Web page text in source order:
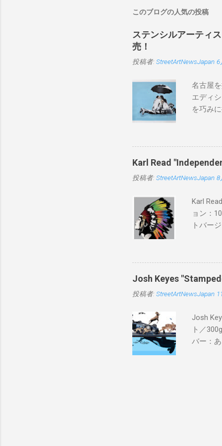
このブログの人気の投稿
ステンシルアーティ
売！
投稿者: StreetArtNewsJapan 6
名古屋
エディ
を巧み
BLUE/
550mm
Karl Read
投稿者: StreetArtNewsJapan 8
Karl
ョン：
トバー
Josh Keyes
投稿者: StreetArtNewsJapan
Josh
ト／
バー：